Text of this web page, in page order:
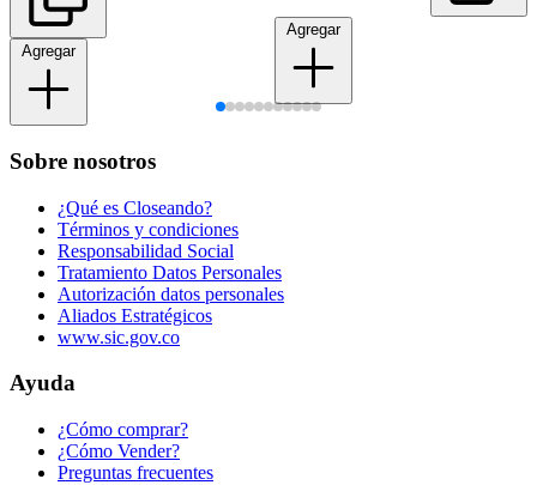
Agregar
Agregar
Sobre nosotros
¿Qué es Closeando?
Términos y condiciones
Responsabilidad Social
Tratamiento Datos Personales
Autorización datos personales
Aliados Estratégicos
www.sic.gov.co
Ayuda
¿Cómo comprar?
¿Cómo Vender?
Preguntas frecuentes